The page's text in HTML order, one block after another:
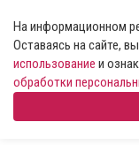
На информационном
Оставаясь на сайте,
использование и
обработки